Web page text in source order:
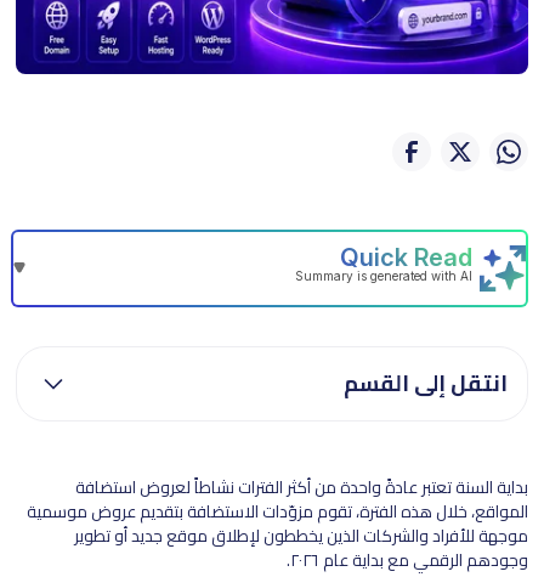
بداية السنة تعتبر عادةً واحدة من أكثر الفترات نشاطاً لعروض استضافة
المواقع، خلال هذه الفترة، تقوم مزوّدات الاستضافة بتقديم عروض موسمية
موجهة للأفراد والشركات الذين يخططون لإطلاق موقع جديد أو تطوير
وجودهم الرقمي مع بداية عام ٢٠٢٦.
انتقل إلى القسم